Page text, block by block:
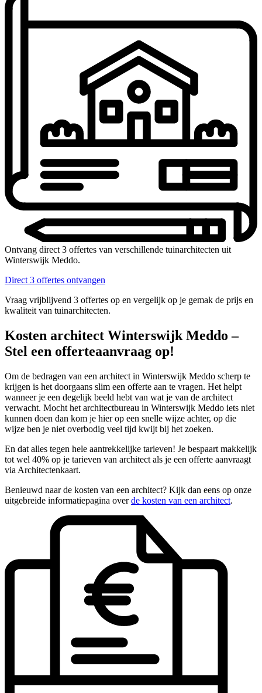
Ontvang direct 3 offertes van verschillende tuinarchitecten uit
Winterswijk Meddo.
Direct 3 offertes ontvangen
Vraag vrijblijvend 3 offertes op en vergelijk op je gemak de prijs en
kwaliteit van tuinarchitecten.
Kosten architect Winterswijk Meddo –
Stel een offerteaanvraag op!
Om de bedragen van een architect in Winterswijk Meddo scherp te
krijgen is het doorgaans slim een offerte aan te vragen. Het helpt
wanneer je een degelijk beeld hebt van wat je van de architect
verwacht. Mocht het architectbureau in Winterswijk Meddo iets niet
kunnen doen dan kom je hier op een snelle wijze achter, op die
wijze ben je niet overbodig veel tijd kwijt bij het zoeken.
En dat alles tegen hele aantrekkelijke tarieven! Je bespaart makkelijk
tot wel 40% op je tarieven van architect als je een offerte aanvraagt
via Architectenkaart.
Benieuwd naar de kosten van een architect? Kijk dan eens op onze
uitgebreide informatiepagina overde kosten van een architect.